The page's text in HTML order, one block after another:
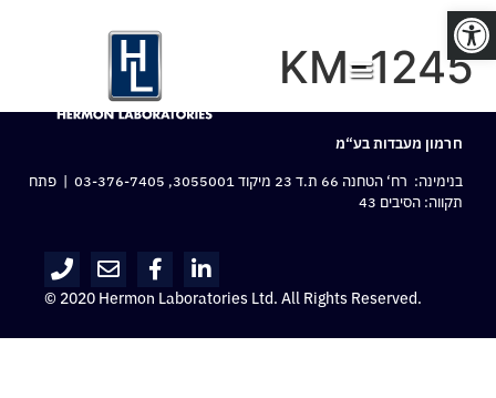
פתח סרגל נגישות
KM-1245
חרמון מעבדות בע“מ
בנימינה: רח‘ הטחנה 66 ת.ד 23 מיקוד 3055001,
03-376-7405 | פתח
תקווה: הסיבים 43
© 2020 Hermon Laboratories Ltd. All Rights Reserved.